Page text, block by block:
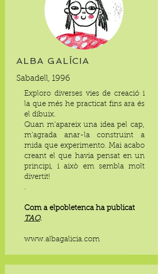
ALBA GALÍCIA
Sabadell, 1996
Exploro diverses vies de creació i
la que més he practicat fins ara és
el dibuix.
Quan m'apareix una idea pel cap,
m'agrada anar-la construint a
mida que experimento. Mai acabo
creant el que havia pensat en un
principi, i això em sembla molt
divertit!
.
Com a elpobletenca ha publicat
TAO.
www.albagalicia.com